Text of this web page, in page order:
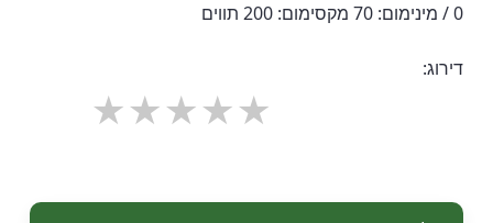
0 / מינימום: 70 מקסימום: 200 תווים
דירוג: